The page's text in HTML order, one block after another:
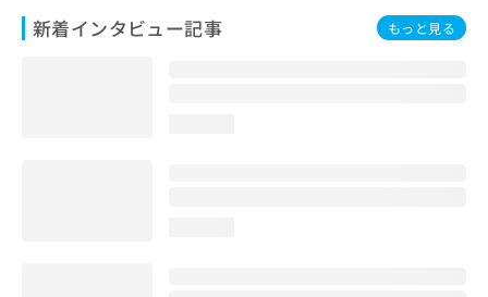
新着インタビュー記事 もっと見る